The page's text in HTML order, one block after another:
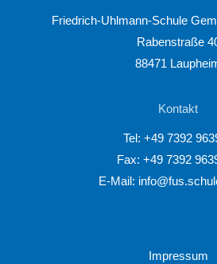
Friedrich-Uhlmann-Schule
Rabenstraße
88471
Kontakt
Tel: +49 7392
Fax: +49 7392
E-Mail:
Impressum